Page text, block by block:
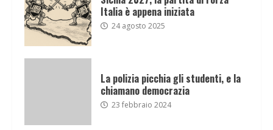
Italia è appena iniziata
24 agosto 2025
La polizia picchia gli studenti, e la
chiamano democrazia
23 febbraio 2024